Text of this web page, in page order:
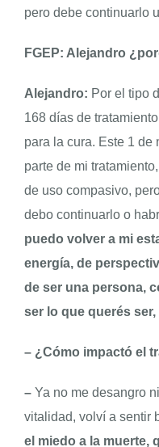
pero debe continuarlo
FGEP: Alejandro
Alejandro: Por el tipo
168 días de
para la cura. Este 1 de
parte de mi
de uso compasivo,
debo continuarlo o
puedo volver a mi
energía, de
de ser una persona,
ser lo que querés
– ¿Cómo impactó el
– Ya no me desangro
vitalidad, volví a sentir
el miedo a la muerte,